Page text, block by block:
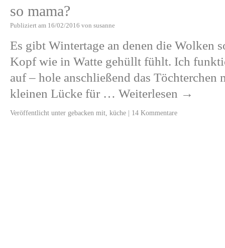
so mama?
Publiziert am 16/02/2016 von susanne
Es gibt Wintertage an denen die Wolken
Kopf wie in Watte gehüllt fühlt. Ich
auf – hole anschließend das Töchterchen
kleinen Lücke für … Weiterlesen →
Veröffentlicht unter gebacken mit küche | 14 Kommentare